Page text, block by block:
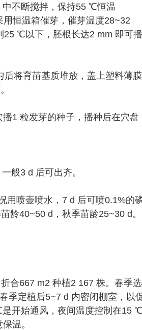
不断搅拌，保持55 ℃恒温
恒温箱催芽，催芽温度28~32
℃以下，胚根长达2 mm 即可播
后将育苗基质堆放，盖上塑料薄膜
1 粒发芽的种子，播种后在穴盘
般3 d 后可出齐。
用喷壶喷水，7 d 后可喷0.1%的
龄40~50 d，秋季苗龄25~30 d。
合667 m2 种植2 167 株。春季选
季定植后5~7 d 内密闭棚室，以
开始通风，夜间温度控制在15
温。